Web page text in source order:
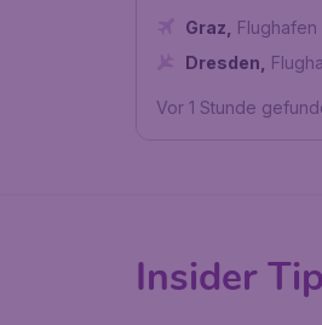
Graz
Flughafen
Dresden
Vor 1 Stunde
Insider